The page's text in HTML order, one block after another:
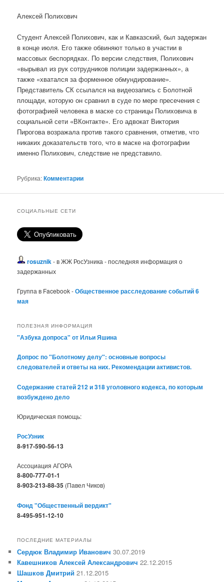
Алексей Полихович
Студент Алексей Полихович, как и Кавказский, был задержан
в конце июля. Его также обвиняют только в участии в
массовых беспорядках. По версии следствия, Полихович
«вырывал из рук сотрудников полиции задержанных», а
также «хватался за форменное обмундирование».
Представитель СК ссылался на видеозапись с Болотной
площади, которую он сравнил в суде по мере пресечения с
фотографией человека в маске со страницы Полиховича в
социальной сети «ВКонтакте». Его адвокат Виктория
Пирогова возражала против такого сравнения, отметив, что
никаких доказательств того, что в маске на фотографии
именно Полихович, следствие не представило.
Рубрика:Комментарии
СОЦИАЛЬНЫЕ СЕТИ
rosuznik- в ЖЖ РосУзника - последняя информация о
задержанных
Группа в Facebook -Общественное расследование событий 6
мая
ПОЛЕЗНАЯ ИНФОРМАЦИЯ
"Азбука допроса" от Ильи Яшина
Допрос по "Болотному делу": основные вопросы
следователей и ответы на них. Рекомендации активистов.
Содержание статей 212 и 318 уголовного кодекса, по которым
возбуждено дело
Юридическая помощь:
РосУзник
8-917-590-56-13
Ассоциация АГОРА
8-800-777-01-1
8-903-213-88-35 (Павел Чиков)
Фонд "Общественный вердикт"
8-495-951-12-10
ПОСЛЕДНИЕ МАТЕРИАЛЫ
Сердюк Владимир Иванович 30.07.2019
Кавешников Алексей Александрович 22.12.2015
Шашков Дмитрий 21.12.2015